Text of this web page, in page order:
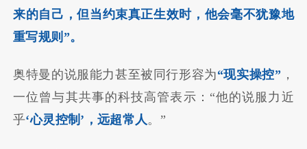
来的自己，但当约束真正生效时，他会毫不犹豫地
重写规则”。
奥特曼的说服能力甚至被同行形容为“现实操控” ，
一位曾与其共事的科技高管表示：“他的说服力近
乎‘心灵控制’，远超常人 。”